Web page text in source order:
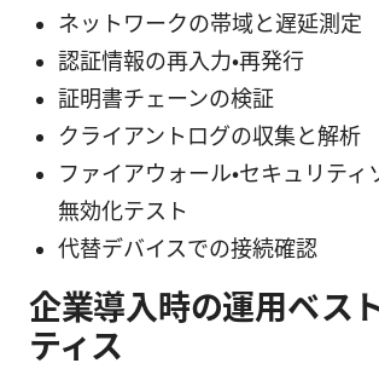
ネットワークの帯域と遅延測定
認証情報の再入力・再発行
証明書チェーンの検証
クライアントログの収集と解析
ファイアウォール・セキュリテ
無効化テスト
代替デバイスでの接続確認
企業導入時の運用ベス
ティス